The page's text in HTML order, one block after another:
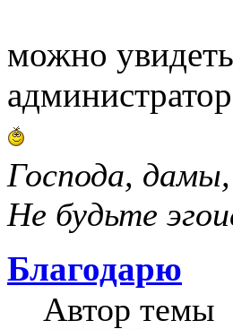
можно
Господа,
Не будьте
Благодарю
Автор темы